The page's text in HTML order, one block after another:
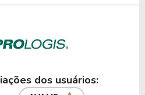
dos usuários: